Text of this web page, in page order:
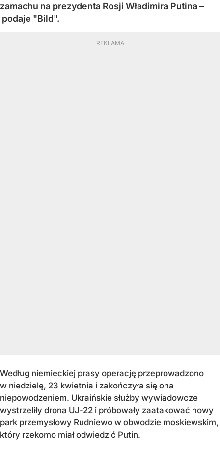
zamachu na prezydenta Rosji Władimira Putina –
podaje "Bild".
Według niemieckiej prasy operację przeprowadzono
w niedzielę, 23 kwietnia i zakończyła się ona
niepowodzeniem. Ukraińskie służby wywiadowcze
wystrzeliły drona UJ-22 i próbowały zaatakować nowy
park przemysłowy Rudniewo w obwodzie moskiewskim,
który rzekomo miał odwiedzić Putin.